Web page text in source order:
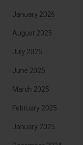
January 2026
August 2025
July 2025
June 2025
March 2025
February 2025
January 2025